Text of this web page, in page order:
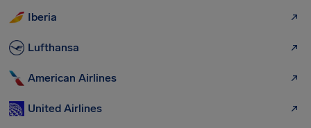
Iberia
Lufthansa
American Airlines
United Airlines